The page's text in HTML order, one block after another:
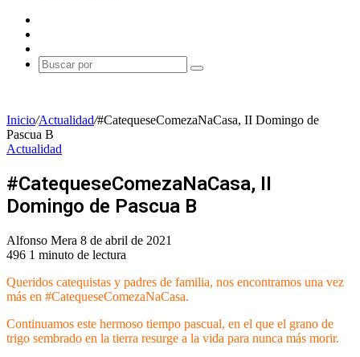
Buscar
Inicio/Actualidad/#CatequeseComezaNaCasa, II Domingo de
Pascua B
Actualidad
#CatequeseComezaNaCasa, II
Domingo de Pascua B
Alfonso Mera Send
an
8 de abril de 2021
496 1 minuto de lectura
Queridos catequistas y padres de familia, nos encontramos una vez
más en #CatequeseComezaNaCasa.
Continuamos este hermoso tiempo pascual, en el que el grano de
trigo sembrado en la tierra resurge a la vida para nunca más morir.